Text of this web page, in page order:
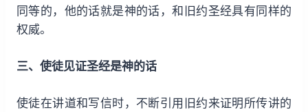
同等的，他的话就是神的话，和旧约圣经具有同样的
权威。
三、使徒见证圣经是神的话
使徒在讲道和写信时，不断引用旧约来证明所传讲的